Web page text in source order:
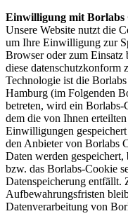
Einwilligung mit Borlabs
Unsere Website nutzt die
um Ihre Einwilligung zur
Browser oder zum Einsatz
diese datenschutzkonform
Technologie ist die
Hamburg (im Folgenden
betreten, wird ein
dem die von Ihnen
Einwilligungen
den Anbieter von Borlabs
Daten werden
bzw. das Borlabs-Cookie
Datenspeicherung entfällt.
Aufbewahrungsfristen
Datenverarbeitung von